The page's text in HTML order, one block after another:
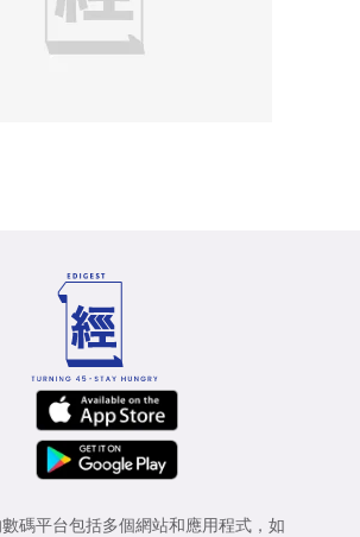
碼平台包括多個網站和應用程式，如